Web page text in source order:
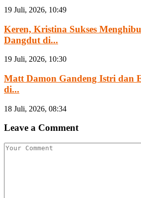
19 Juli, 2026, 10:49
Keren, Kristina Sukses
Dangdut di...
19 Juli, 2026, 10:30
Matt Damon Gandeng Istri dan
di...
18 Juli, 2026, 08:34
Leave a Comment